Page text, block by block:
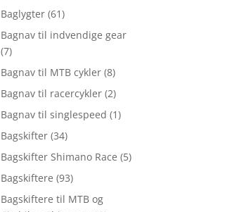
Baglygter (61)
Bagnav til indvendige gear
(7)
Bagnav til MTB cykler (8)
Bagnav til racercykler (2)
Bagnav til singlespeed (1)
Bagskifter (34)
Bagskifter Shimano Race (5)
Bagskiftere (93)
Bagskiftere til MTB og